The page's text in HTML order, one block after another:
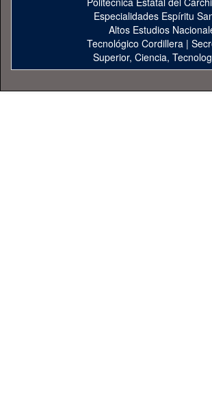
Especialidades Espíritu
Altos Estudios
Tecnológico Cordillera |
Superior, Ciencia,